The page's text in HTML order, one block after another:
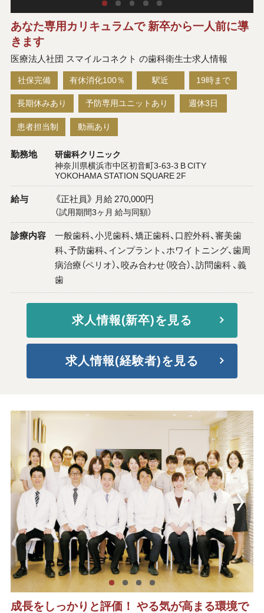
あなた専用カリキュラムで 新卒から一人前に導
きます
医療法人社団 スマイルコネクト の歯科衛生士求人情報
社保完備 有休消化100％ 駅近 19時まで
長期休みあり 予防専用ユニットあり 週休3日
患者担当制 動画あり
勤務地 研歯科クリニック
神奈川県横浜市中区初音町3-63-3 B CITY
YOKOHAMA STATION SQUARE 2F
給与 《正社員》 月給 270,000円
（試用期間3ヶ月 給与同額）
診療内容
一般歯科、小児歯科、矯正歯科、口腔外科、審美歯
科、予防歯科、インプラント、ホワイトニング、歯周
病治療（ペリオ）、咬み合わせ（咬合）、訪問歯科 、義
歯
求人情報(新卒)を見る
求人情報(経験者)を見る
成長をしっかりと評価！ やる気が高まる環境で